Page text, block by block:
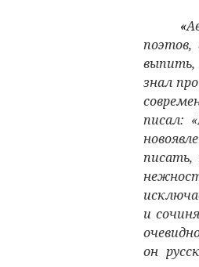
«
поэтов,
выпить,
знал
писал:
писать,
и
он